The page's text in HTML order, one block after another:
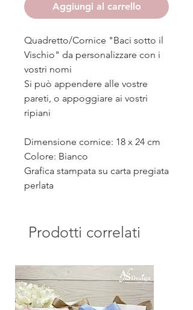
Aggiungi al carrello
Quadretto/Cornice "Baci sotto il
Vischio" da personalizzare con i
vostri nomi
Si può appendere alle vostre
pareti, o appoggiare ai vostri
ripiani
Dimensione cornice: 18 x 24 cm
Colore: Bianco
Grafica stampata su carta pregiata
perlata
Prodotti correlati